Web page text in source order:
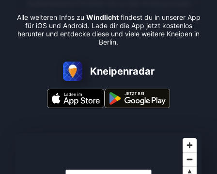
App.
Alle weiteren Infos zu Windlichtfindest du in unserer App
für iOS und Android. Lade dir die App jetzt kostenlos
herunter und entdecke diese und viele weitere Kneipen in
Berlin.
Kneipenradar